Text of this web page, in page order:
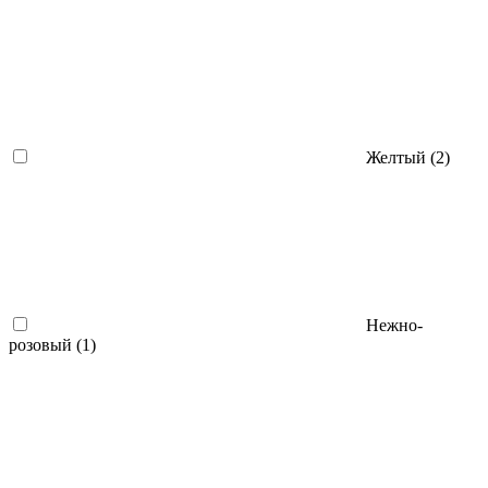
Желтый (2)
Нежно-
розовый (1)